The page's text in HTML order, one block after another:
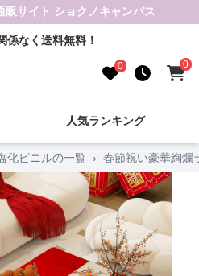
販サイト ショクノキャンバス
係なく送料無料！
0 0
人気ランキング
化ビニルの一覧 › 春節祝い豪華絢爛